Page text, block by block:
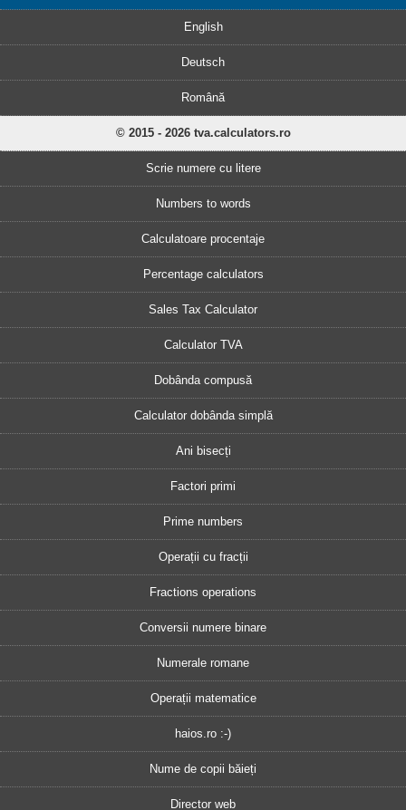
English
Deutsch
Română
© 2015 - 2026 tva.calculators.ro
Scrie numere cu litere
Numbers to words
Calculatoare procentaje
Percentage calculators
Sales Tax Calculator
Calculator TVA
Dobânda compusă
Calculator dobânda simplă
Ani bisecți
Factori primi
Prime numbers
Operații cu fracții
Fractions operations
Conversii numere binare
Numerale romane
Operații matematice
haios.ro :-)
Nume de copii băieți
Director web